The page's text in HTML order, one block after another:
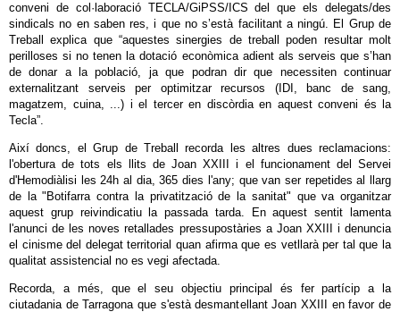
conveni de col·laboració TECLA/GiPSS/ICS del que els delegats/des
sindicals no en saben res, i que no s’està facilitant a ningú. El Grup de
Treball explica que “aquestes sinergies de treball poden resultar molt
perilloses si no tenen la dotació econòmica adient als serveis que s’han
de donar a la població, ja que podran dir que necessiten continuar
externalitzant serveis per optimitzar recursos (IDI, banc de sang,
magatzem, cuina, ...) i el tercer en discòrdia en aquest conveni és la
Tecla”.
Així doncs, el Grup de Treball recorda les altres dues reclamacions:
l'obertura de tots els llits de Joan XXIII i el funcionament del Servei
d'Hemodiàlisi les 24h al dia, 365 dies l'any; que van ser repetides al llarg
de la "Botifarra contra la privatització de la sanitat" que va organitzar
aquest grup reivindicatiu la passada tarda. En aquest sentit lamenta
l'anunci de les noves retallades pressupostàries a Joan XXIII i denuncia
el cinisme del delegat territorial quan afirma que es vetllarà per tal que la
qualitat assistencial no es vegi afectada.
Recorda, a més, que el seu objectiu principal és fer partícip a la
ciutadania de Tarragona que s'està desmantellant Joan XXIII en favor de